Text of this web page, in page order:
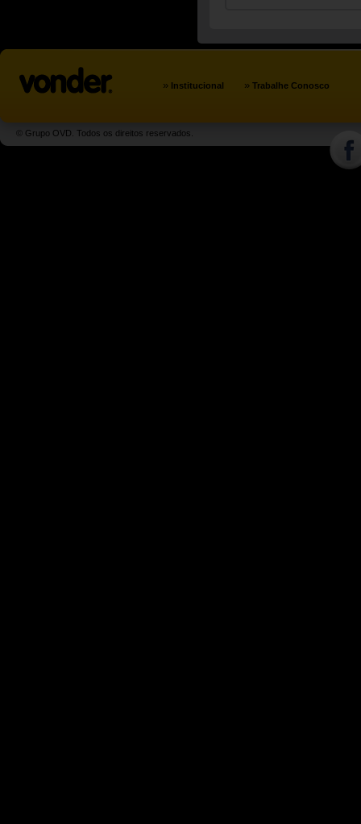
» Institucional » Trabalhe Conosco
© Grupo OVD. Todos os direitos reservados.